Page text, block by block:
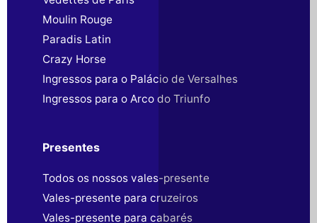
Moulin Rouge
Paradis Latin
Crazy Horse
Ingressos para o Palácio de Versalhes
Ingressos para o Arco do Triunfo
Presentes
Todos os nossos vales-presente
Vales-presente para cruzeiros
Vales-presente para cabarés